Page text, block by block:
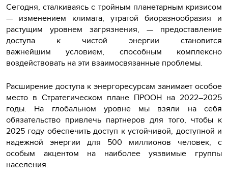
Сегодня, сталкиваясь с тройным планетарным кризисом
— изменением климата, утратой биоразнообразия и
растущим уровнем загрязнения, — предоставление
доступа к чистой энергии становится
важнейшим условием, способным комплексно
воздействовать на эти взаимосвязанные проблемы.
Расширение доступа к энергоресурсам занимает особое
место в Стратегическом плане ПРООН на 2022–2025
годы. На глобальном уровне мы взяли на себя
обязательство привлечь партнеров для того, чтобы к
2025 году обеспечить доступ к устойчивой, доступной и
надежной энергии для 500 миллионов человек, с
особым акцентом на наиболее уязвимые группы
населения.